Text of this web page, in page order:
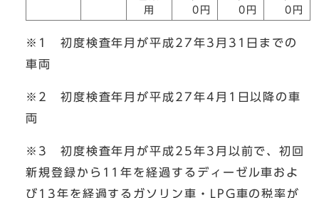
用
0円
0円
0円
※1 初度検査年月が平成27年3月31日までの
車両
※2 初度検査年月が平成27年4月1日以降の車
両
※3 初度検査年月が平成25年3月以前で、初回
新規登録から11年を経過するディーゼル車およ
び13年を経過するガソリン車・LPG車の税率が